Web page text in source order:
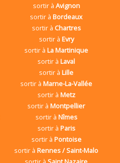
sortir à Avignon
sortir àBordeaux
sortir à Chartres
sortir à Evry
sortir àLa Martinique
sortir àLaval
sortir àLille
sortir àMarne-La-Vallée
sortir à Metz
sortir àMontpellier
sortir à Nîmes
sortir à Paris
sortir à Pontoise
sortir àRennes / Saint-Malo